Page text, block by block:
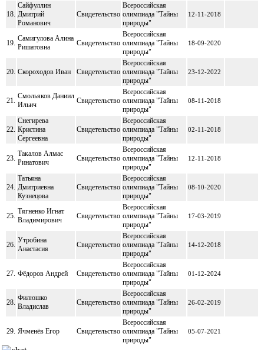
18.
Сайфуллин
Дмитрий
Романович
Свидетельство
Всероссийская
олимпиада "Тайны
природы"
12-11-2018
19.
Самигулова Алина
Ришатовна
Свидетельство
Всероссийская
олимпиада "Тайны
природы"
18-09-2020
20. Скороходов Иван Свидетельство
Всероссийская
олимпиада "Тайны
природы"
23-12-2022
21.
Смольяков Даниил
Ильич
Свидетельство
Всероссийская
олимпиада "Тайны
природы"
08-11-2018
22.
Снегирева
Кристина
Сергеевна
Свидетельство
Всероссийская
олимпиада "Тайны
природы"
02-11-2018
23.
Такалов Алмас
Ринатович
Свидетельство
Всероссийская
олимпиада "Тайны
природы"
12-11-2018
24.
Татьяна
Дмитриевна
Кузнецова
Свидетельство
Всероссийская
олимпиада "Тайны
природы"
08-10-2020
25.
Тягненко Игнат
Владимирович
Свидетельство
Всероссийская
олимпиада "Тайны
природы"
17-03-2019
26.
Утробина
Анастасия
Свидетельство
Всероссийская
олимпиада "Тайны
природы"
14-12-2018
27. Фёдоров Андрей Свидетельство
Всероссийская
олимпиада "Тайны
природы"
01-12-2024
28.
Филюшко
Владислав
Свидетельство
Всероссийская
олимпиада "Тайны
природы"
26-02-2019
29. Ячменёв Егор Свидетельство
Всероссийская
олимпиада "Тайны
природы"
05-07-2021